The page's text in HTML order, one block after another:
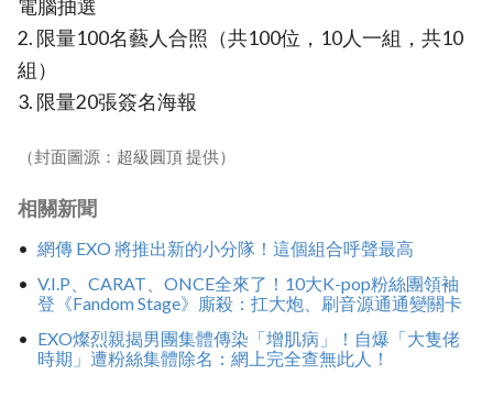
電腦抽選
2. 限量100名藝人合照（共100位，10人一組，共10
組）
3. 限量20張簽名海報
（封面圖源：超級圓頂 提供）
相關新聞
網傳 EXO 將推出新的小分隊！這個組合呼聲最高
V.I.P、CARAT、ONCE全來了！10大K-pop粉絲團領袖
登《Fandom Stage》廝殺：扛大炮、刷音源通通變關卡
EXO燦烈親揭男團集體傳染「增肌病」！自爆「大隻佬
時期」遭粉絲集體除名：網上完全查無此人！